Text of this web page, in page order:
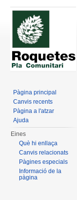
Pàgina principal
Canvis recents
Pàgina a l'atzar
Ajuda
Eines
Què hi enllaça
Canvis relacionats
Pàgines especials
Informació de la
pàgina